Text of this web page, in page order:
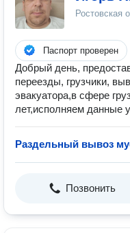
Ростовская
Паспорт проверен
Добрый день,
переезды, грузчики,
эвакуатора,в сфере
лет,исполняем данные
Раздельный вывоз
Позвонить